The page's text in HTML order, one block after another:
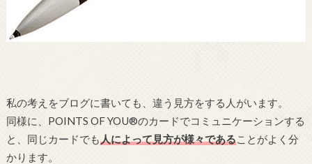
私の考えをブログに書いても、違う見方をする人がいます。
同様に、POINTS OF YOU®のカードでコミュニケーションする
と、同じカードでも人によって見方が様々であることがよく分
かります。